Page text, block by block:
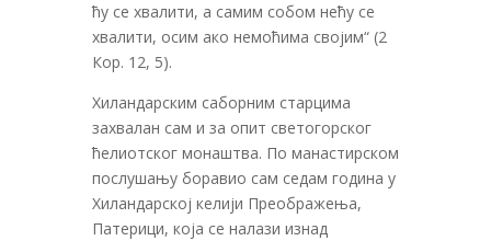
ћу се хвалити, а самим собом нећу се
хвалити, осим ако немоћима својим“ (2
Кор. 12, 5).
Хиландарским саборним старцима
захвалан сам и за опит светогорског
ћелиотског монаштва. По манастирском
послушању боравио сам седам година у
Хиландарској келији Преображења,
Патерици, која се налази изнад